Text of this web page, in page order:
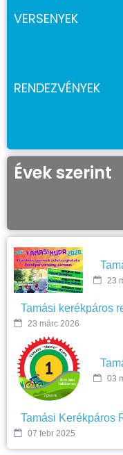
VERSENYEK
RENDEZVÉNYEK
Évek szerint
23
Tamási kerékpáros
23 márc 2026
03
Tamási Kerékpáros
07 febr 2025